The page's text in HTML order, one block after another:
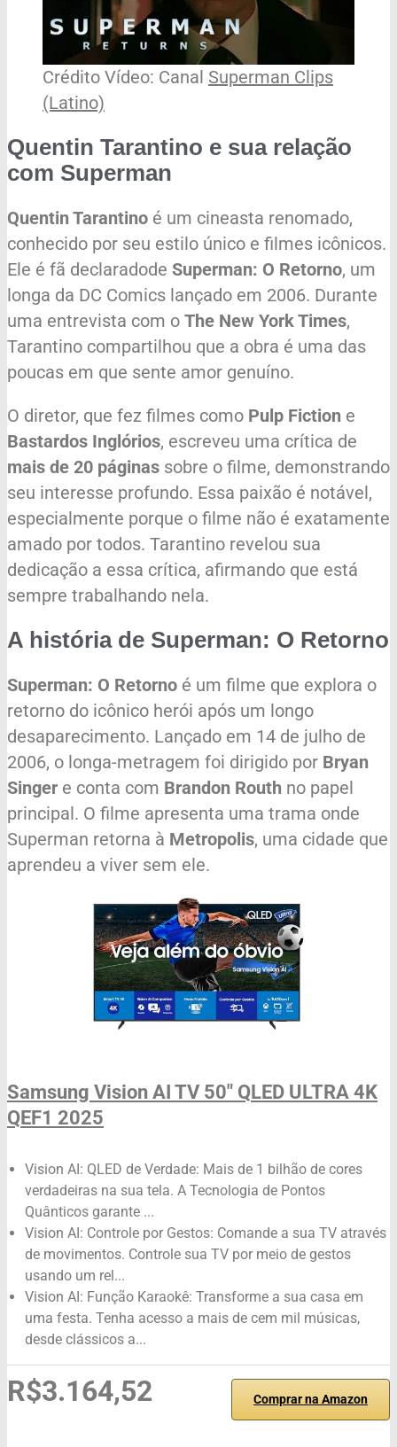
Crédito Vídeo: Canal Superman Clips
(Latino)
Quentin Tarantino e sua relação
com Superman
Quentin Tarantino é um cineasta renomado,
conhecido por seu estilo único e filmes icônicos.
Ele é fã declaradode Superman: O Retorno, um
longa da DC Comics lançado em 2006. Durante
uma entrevista com o The New York Times,
Tarantino compartilhou que a obra é uma das
poucas em que sente amor genuíno.
O diretor, que fez filmes como Pulp Fiction e
Bastardos Inglórios, escreveu uma crítica de
mais de 20 páginas sobre o filme, demonstrando
seu interesse profundo. Essa paixão é notável,
especialmente porque o filme não é exatamente
amado por todos. Tarantino revelou sua
dedicação a essa crítica, afirmando que está
sempre trabalhando nela.
A história de Superman: O Retorno
Superman: O Retorno é um filme que explora o
retorno do icônico herói após um longo
desaparecimento. Lançado em 14 de julho de
2006, o longa-metragem foi dirigido por Bryan
Singer e conta com Brandon Routh no papel
principal. O filme apresenta uma trama onde
Superman retorna à Metropolis, uma cidade que
aprendeu a viver sem ele.
Samsung Vision AI TV 50" QLED ULTRA 4K
QEF1 2025
Vision AI: QLED de Verdade: Mais de 1 bilhão de cores
verdadeiras na sua tela. A Tecnologia de Pontos
Quânticos garante ...
Vision AI: Controle por Gestos: Comande a sua TV através
de movimentos. Controle sua TV por meio de gestos
usando um rel...
Vision AI: Função Karaokê: Transforme a sua casa em
uma festa. Tenha acesso a mais de cem mil músicas,
desde clássicos a...
R$3.164,52 Comprar na Amazon